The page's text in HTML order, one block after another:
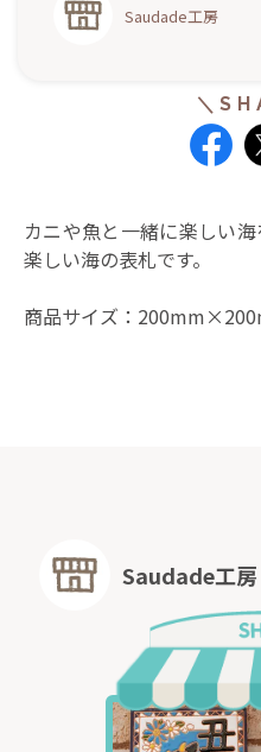
Saudade工房
カニや魚と一緒に楽しい
楽しい海の表札です。
商品サイズ：
Saudade工房